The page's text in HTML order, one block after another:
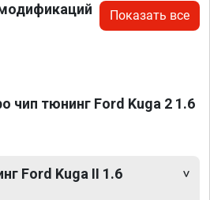
Показать все
чип тюнинг Ford Kuga 2 1.6
Ford Kuga II 1.6